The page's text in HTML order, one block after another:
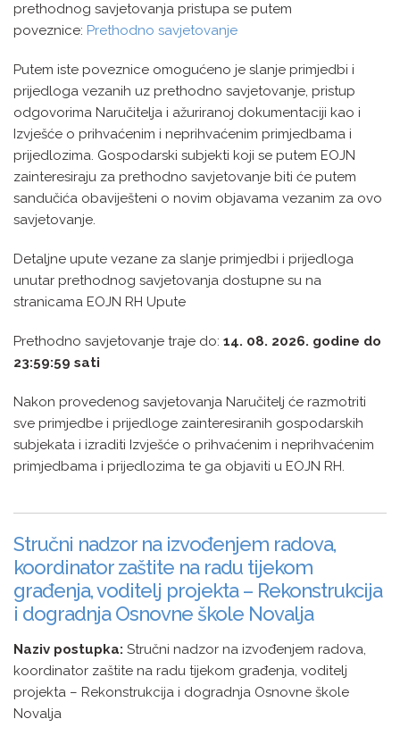
prethodnog savjetovanja pristupa se putem
poveznice: Prethodno savjetovanje
Putem iste poveznice omogućeno je slanje primjedbi i
prijedloga vezanih uz prethodno savjetovanje, pristup
odgovorima Naručitelja i ažuriranoj dokumentaciji kao i
Izvješće o prihvaćenim i neprihvaćenim primjedbama i
prijedlozima. Gospodarski subjekti koji se putem EOJN
zainteresiraju za prethodno savjetovanje biti će putem
sandučića obaviješteni o novim objavama vezanim za ovo
savjetovanje.
Detaljne upute vezane za slanje primjedbi i prijedloga
unutar prethodnog savjetovanja dostupne su na
stranicama EOJN RH Upute
Prethodno savjetovanje traje do: 14. 08. 2026. godine do
23:59:59 sati
Nakon provedenog savjetovanja Naručitelj će razmotriti
sve primjedbe i prijedloge zainteresiranih gospodarskih
subjekata i izraditi Izvješće o prihvaćenim i neprihvaćenim
primjedbama i prijedlozima te ga objaviti u EOJN RH.
Stručni nadzor na izvođenjem radova,
koordinator zaštite na radu tijekom
građenja, voditelj projekta – Rekonstrukcija
i dogradnja Osnovne škole Novalja
Naziv postupka: Stručni nadzor na izvođenjem radova,
koordinator zaštite na radu tijekom građenja, voditelj
projekta – Rekonstrukcija i dogradnja Osnovne škole
Novalja